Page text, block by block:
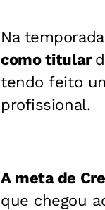
Na
como titular
tendo feito
profissional.
A meta de
que chegou